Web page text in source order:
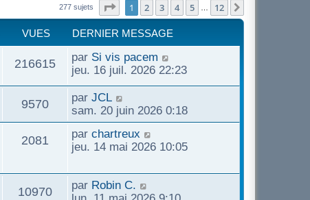
277 sujets Page sur12
1 2 3 4 5 12
VUES DERNIER MESSAGE
216615V
u
D
e
n
i
e
r
m
s
s
par Si vis pacem
jeu. 16 juil. 2026 22:23
9570V
D
e
r
n
i
r
m
par JCL
sam. 20 juin 2026 0:18
2081
e
D
e
n
i
par chartreux
jeu. 14 mai 2026 10:05
10970V
D
e
par Robin C.